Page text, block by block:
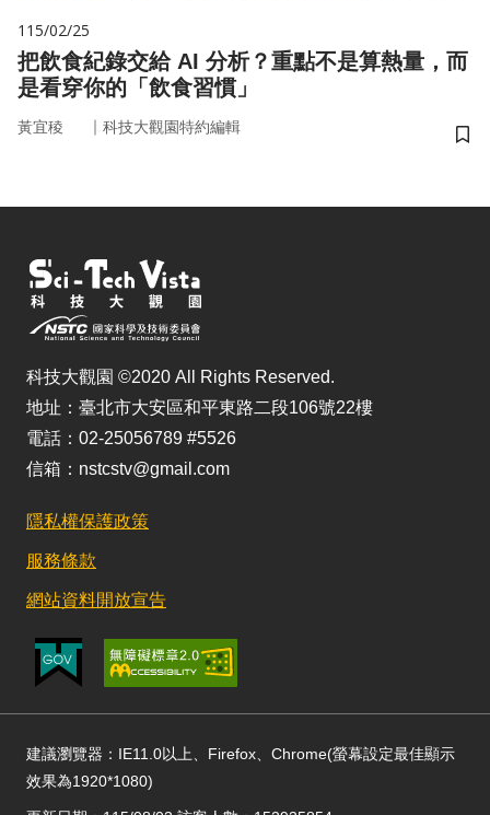
115/02/25
把飲食紀錄交給 AI 分析？重點不是算熱量，而
是看穿你的「飲食習慣」
黃宜稜 ｜ 科技大觀園特約編輯
儲
科技大觀園 ©2020 All Rights Reserved.
地址：臺北市大安區和平東路二段106號22樓
電話：02-25056789 #5526
信箱：nstcstv@gmail.com
隱私權保護政策
服務條款
網站資料開放宣告
建議瀏覽器：IE11.0以上、Firefox、Chrome(螢幕設定最佳顯示
效果為1920*1080)